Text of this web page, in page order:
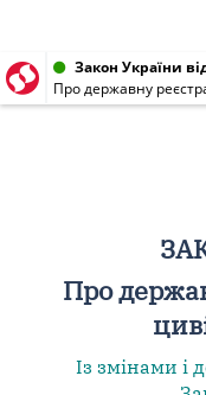
Закон України
Про державну